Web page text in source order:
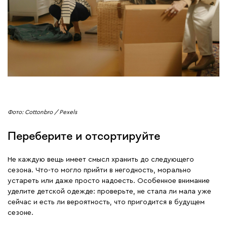
Фото: Cottonbro / Pexels
Переберите и отсортируйте
Не каждую вещь имеет смысл хранить до следующего
сезона. Что-то могло прийти в негодность, морально
устареть или даже просто надоесть. Особенное внимание
уделите детской одежде: проверьте, не стала ли мала уже
сейчас и есть ли вероятность, что пригодится в будущем
сезоне.